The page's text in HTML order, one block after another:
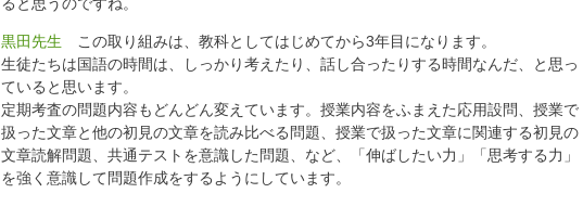
黒田先生 この取り組みは、教科としてはじめてから3年目になります。
生徒たちは国語の時間は、しっかり考えたり、話し合ったりする時間なんだ、と思っ
ていると思います。
定期考査の問題内容もどんどん変えています。授業内容をふまえた応用設問、授業で
扱った文章と他の初見の文章を読み比べる問題、授業で扱った文章に関連する初見の
文章読解問題、共通テストを意識した問題、など、「伸ばしたい力」「思考する力」
を強く意識して問題作成をするようにしています。